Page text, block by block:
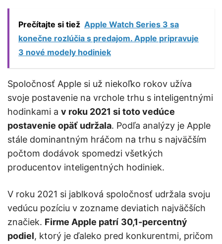
Prečítajte si tiež Apple Watch Series 3 sa
konečne rozlúčia s predajom. Apple pripravuje
3 nové modely hodiniek
Spoločnosť Apple si už niekoľko rokov užíva
svoje postavenie na vrchole trhu s inteligentnými
hodinkami a v roku 2021 si toto vedúce
postavenie opäť udržala. Podľa analýzy je Apple
stále dominantným hráčom na trhu s najväčším
počtom dodávok spomedzi všetkých
producentov inteligentných hodiniek.
V roku 2021 si jablková spoločnosť udržala svoju
vedúcu pozíciu v zozname deviatich najväčších
značiek. Firme Apple patrí 30,1-percentný
podiel, ktorý je ďaleko pred konkurentmi, pričom